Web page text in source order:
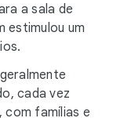
a sala de
estimulou um
cada vez
com famílias e